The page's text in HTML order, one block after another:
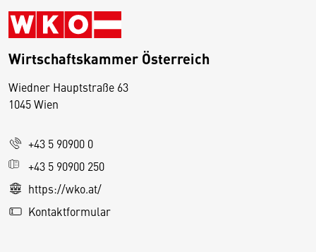
Wirtschaftskammer Österreich
Wiedner Hauptstraße 63
1045 Wien
+43 5 90900 0
+43 5 90900 250
https://wko.at/
Kontaktformular
D
s
e
S
e